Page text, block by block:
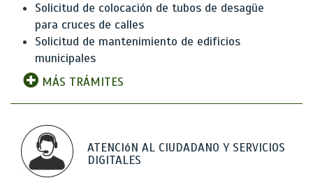
Solicitud de colocación de tubos de desagüe
para cruces de calles
Solicitud de mantenimiento de edificios
municipales
MÁS TRÁMITES
ATENCIóN AL CIUDADANO Y SERVICIOS
DIGITALES